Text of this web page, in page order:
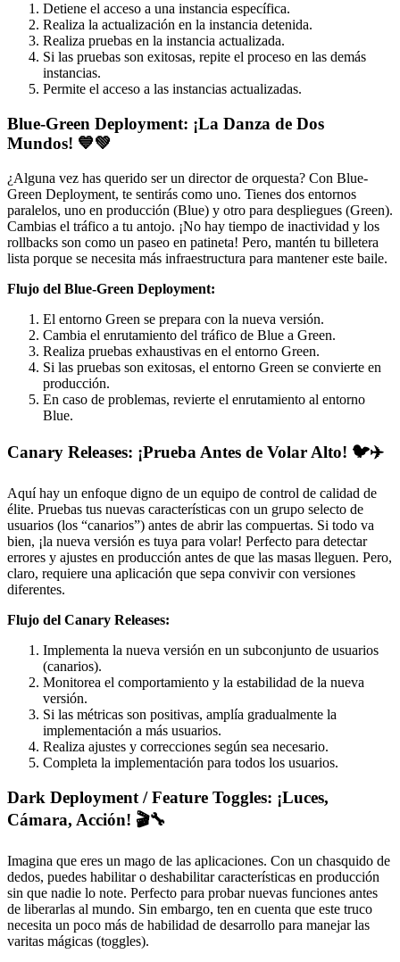
Detiene el acceso a una instancia específica.
Realiza la actualización en la instancia detenida.
Realiza pruebas en la instancia actualizada.
Si las pruebas son exitosas, repite el proceso en las demás
instancias.
Permite el acceso a las instancias actualizadas.
Blue-Green Deployment: ¡La Danza de Dos
Mundos! 💙💚
¿Alguna vez has querido ser un director de orquesta? Con Blue-
Green Deployment, te sentirás como uno. Tienes dos entornos
paralelos, uno en producción (Blue) y otro para despliegues (Green).
Cambias el tráfico a tu antojo. ¡No hay tiempo de inactividad y los
rollbacks son como un paseo en patineta! Pero, mantén tu billetera
lista porque se necesita más infraestructura para mantener este baile.
Flujo del Blue-Green Deployment:
El entorno Green se prepara con la nueva versión.
Cambia el enrutamiento del tráfico de Blue a Green.
Realiza pruebas exhaustivas en el entorno Green.
Si las pruebas son exitosas, el entorno Green se convierte en
producción.
En caso de problemas, revierte el enrutamiento al entorno
Blue.
Canary Releases: ¡Prueba Antes de Volar Alto! 🐦✈️
Aquí hay un enfoque digno de un equipo de control de calidad de
élite. Pruebas tus nuevas características con un grupo selecto de
usuarios (los “canarios”) antes de abrir las compuertas. Si todo va
bien, ¡la nueva versión es tuya para volar! Perfecto para detectar
errores y ajustes en producción antes de que las masas lleguen. Pero,
claro, requiere una aplicación que sepa convivir con versiones
diferentes.
Flujo del Canary Releases:
Implementa la nueva versión en un subconjunto de usuarios
(canarios).
Monitorea el comportamiento y la estabilidad de la nueva
versión.
Si las métricas son positivas, amplía gradualmente la
implementación a más usuarios.
Realiza ajustes y correcciones según sea necesario.
Completa la implementación para todos los usuarios.
Dark Deployment / Feature Toggles: ¡Luces,
Cámara, Acción! 🎬🔧
Imagina que eres un mago de las aplicaciones. Con un chasquido de
dedos, puedes habilitar o deshabilitar características en producción
sin que nadie lo note. Perfecto para probar nuevas funciones antes
de liberarlas al mundo. Sin embargo, ten en cuenta que este truco
necesita un poco más de habilidad de desarrollo para manejar las
varitas mágicas (toggles).